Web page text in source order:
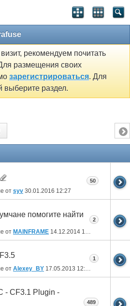
рекомендуем почитать
размещения своих
зарегистрироваться. Для
выберите раздел.
от syv 30.01.2016 12:27
50
помогите найти
от MAINFRAME 14.12.2014 10:20
2
от Alexey_BY 17.05.2013 12:47
1
- CF3.1 Plugin -
489